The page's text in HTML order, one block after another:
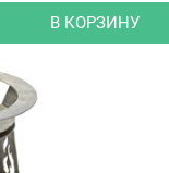
В КОРЗИНУ